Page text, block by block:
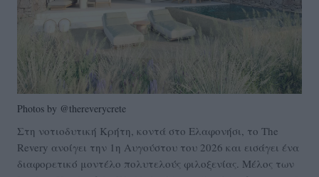
Photos by @thereverycrete
Στη νοτιοδυτική Κρήτη, κοντά στο Ελαφονήσι, το The
Revery ανοίγει την 1η Αυγούστου του 2026 και εισάγει ένα
διαφορετικό μοντέλο πολυτελούς φιλοξενίας. Μέλος των